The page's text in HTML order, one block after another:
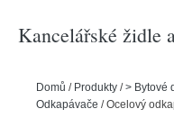
Kancelářské židle
Domů / Produkty /> Bytové
Odkapávače /Ocelový